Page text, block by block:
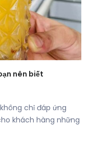
nên biết
chỉ đáp ứng
khách hàng những